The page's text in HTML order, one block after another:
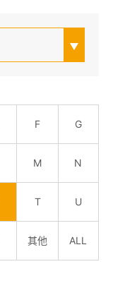
F G
M N
T U
其他 ALL